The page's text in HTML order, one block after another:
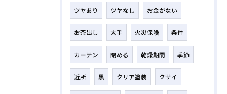
ツヤあり ツヤなし お金がない
お茶出し 大手 火災保険 条件
カーテン 閉める 乾燥期間 季節
近所 黒 クリア塗装 クサイ